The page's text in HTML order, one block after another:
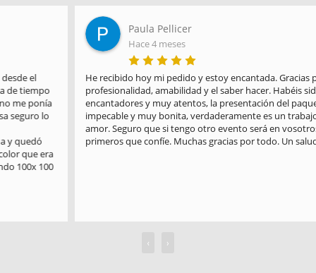
Paula Pellicer
Hace 4 meses
He recibido hoy mi pedido y estoy encantada. Gracias por la
profesionalidad, amabilidad y el saber hacer. Habéis sido
encantadores y muy atentos, la presentación del paquete es
impecable y muy bonita, verdaderamente es un trabajo hecho con
amor. Seguro que si tengo otro evento será en vosotros en los
primeros que confíe. Muchas gracias por todo. Un saludo
‹ ›